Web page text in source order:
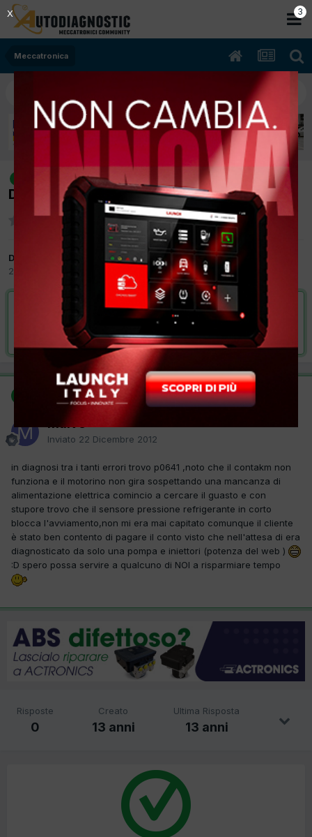
Meccatronica
[modus 12/2004 1468cc K9K 63Kw
Diesel] si è spenta in corsa e non parte più
Da malve
22 Dicembre 2012
Meccatronica
VAI ALLA SOLUZIONE
Risolta da malve,22 Dicembre 2012
SOLUZIONE
Inviato 22 Dicembre 2012
in diagnosi tra i tanti errori trovo p0641 ,noto che il contakm non
funziona e il motorino non gira sospettando una mancanza di
alimentazione elettrica comincio a cercare il guasto e con
stupore trovo che il sensore pressione refrigerante in corto
blocca l'avviamento,non mi era mai capitato comunque il cliente
è stato ben contento di pagare il conto visto che nell'attesa di era
diagnosticato da solo una pompa e iniettori (potenza del web )
:D spero possa servire a qualcuno di NOI a risparmiare tempo
Risposte
0
Creato
13 anni
Ultima Risposta
13 anni
2
X